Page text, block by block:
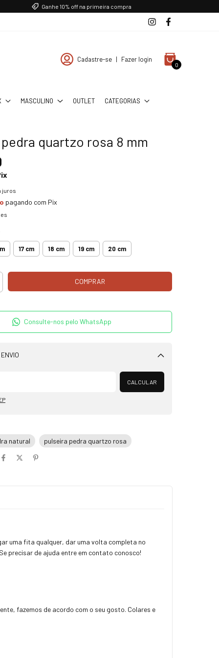
Ganhe 10% off na primeira compra
Cadastre-se | Fazer login
0
MASCULINO OUTLET CATEGORIAS
quartzo rosa 8 mm
juros
pagando com Pix
17 cm 18 cm 19 cm 20 cm
Consulte-nos pelo WhatsApp
Alterar CEP
CALCULAR
natural pulseira pedra quartzo rosa
uma fita qualquer, dar uma volta completa no
precisar de ajuda entre em contato conosco!
fazemos de acordo com o seu gosto. Colares e